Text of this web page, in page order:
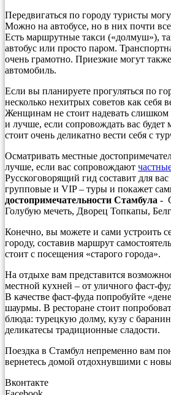
Передвигаться по городу туристы
Можно на автобусе, но в них почти
Есть маршрутные такси («долмуш»),
автобус или просто паром.
очень грамотно. Приезжие могут
автомобиль.
Если вы планируете прогуляться по
несколько нехитрых советов как себя
Женщинам не стоит надевать слишком
и лучше, если сопровождать вас
стоит очень деликатно вести себя с
Осматривать местные
лучше, если вас сопровождают
Русскоговорящий гид составит для
групповые и VIP – туры и покажет
достопримечательности Стамбула -
Голубую мечеть, Дворец Топкапы,
Конечно, вы можете и сами устроить
городу, составив маршрут
стоит с посещения «старого города».
На отдыхе вам представится
местной кухней – от уличного фаст-
В качестве фаст-фуда попробуйте
шаурмы. В ресторане стоит
блюда: турецкую долму, кузу с
деликатесы традиционные сладости.
Поездка в Стамбул непременно вам
вернетесь домой отдохнувшими с
Вконтакте